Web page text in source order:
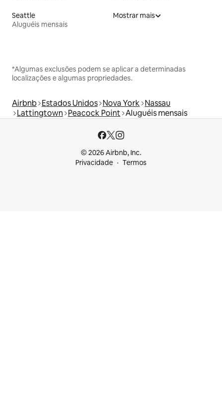
Seattle
Aluguéis mensais
Mostrar mais
*Algumas exclusões podem se aplicar a determinadas
localizações e algumas propriedades.
Airbnb Estados Unidos Nova York Nassau
Lattingtown Peacock Point Aluguéis mensais
© 2026 Airbnb, Inc.
Privacidade
Termos